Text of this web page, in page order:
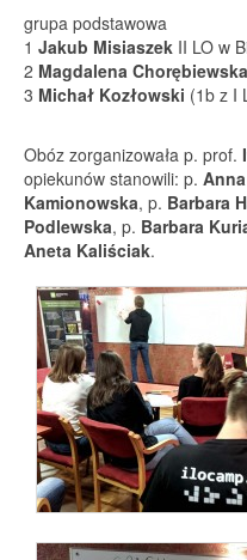
grupa podstawowa
1 Jakub Misiaszek II LO w
2 Magdalena Chorębiewska
3 Michał Kozłowski (1b z I
Obóz zorganizowała p. prof.
opiekunów stanowili: p.
Kamionowska, p. Barbara
Podlewska, p. Barbara
Aneta Kaliściak.